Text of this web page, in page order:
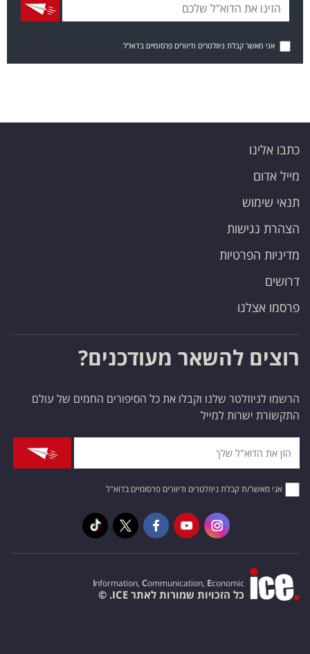
אני מאשר קבלת ניוזלטרים ודיוורים פרסומיים בדוא"ל
כתבו אלינו
מייל אדום
תנאי שימוש
הצהרת נגישות
מדיניות הפרטיות
דרושים
פרסמו אצלנו
רוצים להשאר מעודכנים?
הרשמו לניוזלטר שלנו וקבלו את כל הסיפורים החמים של עולם
התקשורת ישרות למייל
אני מאשר/ת קבלת ניוזלטרים ודיוורים פרסומיים בדוא"ל
Information, Communication, Economic
כל הזכויות שמורות לאתר ICE. ©